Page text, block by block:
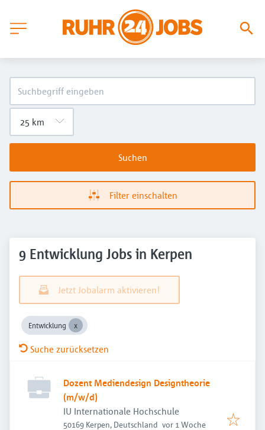
Suchen
Filter einschalten
9 Entwicklung Jobs in Kerpen
Jetzt Jobalarm aktivieren!
Entwicklung
Suche zurücksetzen
Dozent Mediendesign Designtheorie
(m/w/d)
IU Internationale Hochschule
50169 Kerpen, Deutschland Veröffentlicht
vor 1 Woche